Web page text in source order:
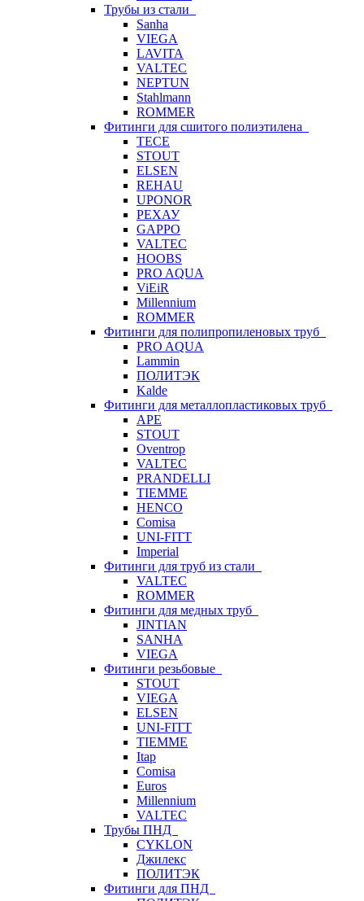
Трубы из стали
Sanha
VIEGA
LAVITA
VALTEC
NEPTUN
Stahlmann
ROMMER
Фитинги для сшитого полиэтилена
TECE
STOUT
ELSEN
REHAU
UPONOR
РЕХАУ
GAPPO
VALTEC
HOOBS
PRO AQUA
ViEiR
Millennium
ROMMER
Фитинги для полипропиленовых труб
PRO AQUA
Lammin
ПОЛИТЭК
Kalde
Фитинги для металлопластиковых труб
APE
STOUT
Oventrop
VALTEC
PRANDELLI
TIEMME
HENCO
Comisa
UNI-FITT
Imperial
Фитинги для труб из стали
VALTEC
ROMMER
Фитинги для медных труб
JINTIAN
SANHA
VIEGA
Фитинги резьбовые
STOUT
VIEGA
ELSEN
UNI-FITT
TIEMME
Itap
Comisa
Euros
Millennium
VALTEC
Трубы ПНД
CYKLON
Джилекс
ПОЛИТЭК
Фитинги для ПНД